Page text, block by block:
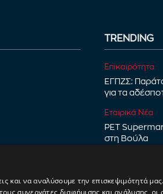
TRENDING
Επικαιρότητα
ΕΓΠΖΣ:
για τα
Εταιρικά Νέα
PET
στη Βούλα
διατροφής για
και να αναλύσουμε την επισκεψιμότητά μας.
συνεργάτες διαφήμισης και ανάλυσης, οι